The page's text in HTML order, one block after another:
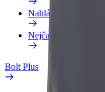
Nahlásit problém
Nejčastější otázky
Bolt Plus